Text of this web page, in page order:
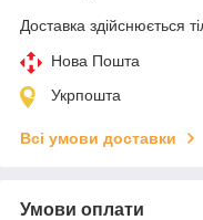
Доставка здійснюється
Нова Пошта
Укрпошта
Всі умови доставки
Умови оплати